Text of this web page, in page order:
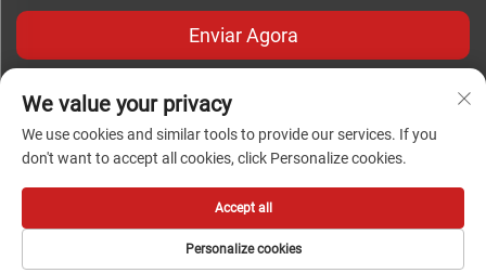
Enviar Agora
Automation Co., Ltd. todos os direitos reservados
We value your privacy
We use cookies and similar tools to provide our services. If you
don't want to accept all cookies, click Personalize cookies.
Personalize cookies
Accept all